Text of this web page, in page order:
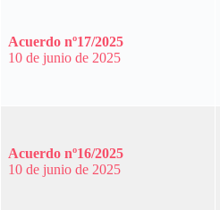
Acuerdo nº17/2025
10 de junio de 2025
Acuerdo nº16/2025
10 de junio de 2025